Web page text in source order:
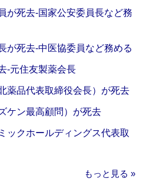
が死去‐国家公安委員長など務
が死去‐中医協委員など務める
‐元住友製薬会長
薬品代表取締役会長）が死去
ケン最高顧問）が死去
ックホールディングス代表取
もっと見る »